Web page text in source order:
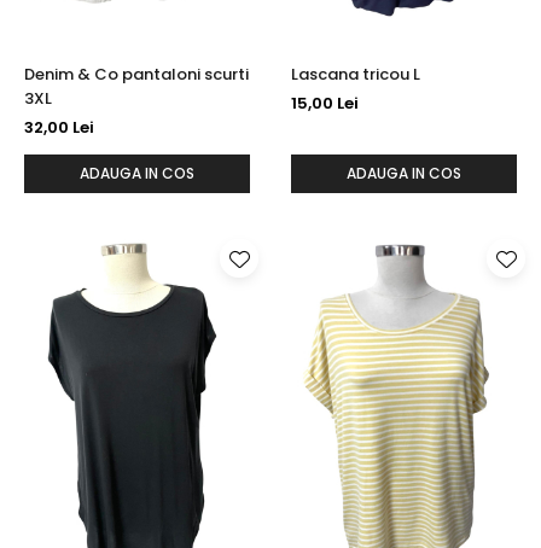
Denim & Co pantaloni scurti
3XL
32,00 Lei
ADAUGA IN COS
Lascana tricou L
15,00 Lei
ADAUGA IN COS